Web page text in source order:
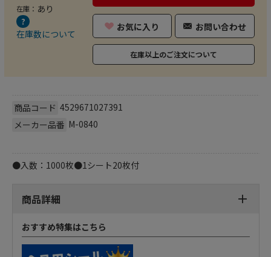
在庫： あり
在庫数について
お気に入り お問い合わせ
在庫以上のご注文について
商品コード 4529671027391
メーカー品番 M-0840
●入数：1000枚●1シート20枚付
商品詳細
おすすめ特集はこちら